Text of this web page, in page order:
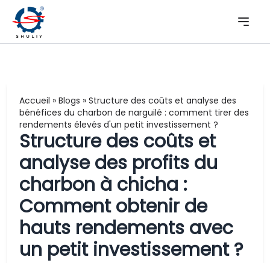
Accueil » Blogs » Structure des coûts et analyse des
bénéfices du charbon de narguilé : comment tirer des
rendements élevés d'un petit investissement ?
Structure des coûts et
analyse des profits du
charbon à chicha :
Comment obtenir de
hauts rendements avec
un petit investissement ?